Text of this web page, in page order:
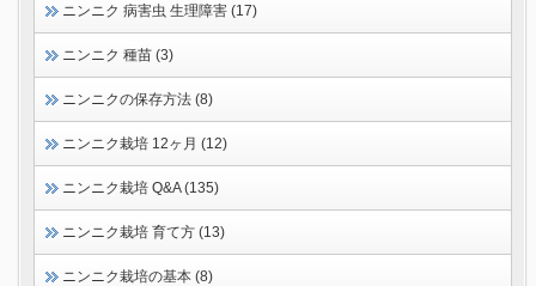
ニンニク 病害虫 生理障害 (17)
ニンニク 種苗 (3)
ニンニクの保存方法 (8)
ニンニク栽培 12ヶ月 (12)
ニンニク栽培 Q&A (135)
ニンニク栽培 育て方 (13)
ニンニク栽培の基本 (8)